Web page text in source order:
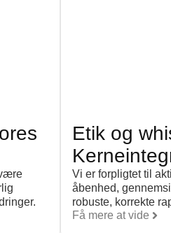
Etik og
Vi er forpligtet til
åbenhed,
robuste, korrekte
Få mere at vide